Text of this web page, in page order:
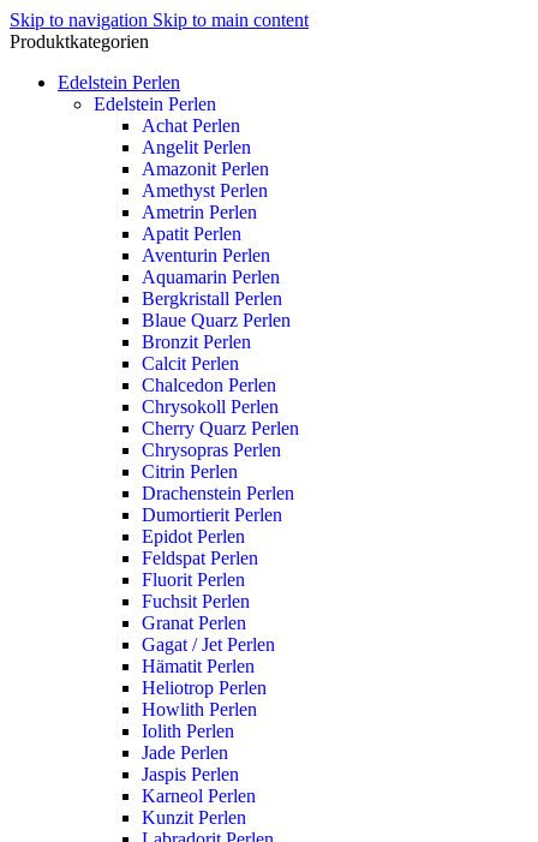
Skip to navigation Skip to main content
Produktkategorien
Edelstein Perlen
Edelstein Perlen
Achat Perlen
Angelit Perlen
Amazonit Perlen
Amethyst Perlen
Ametrin Perlen
Apatit Perlen
Aventurin Perlen
Aquamarin Perlen
Bergkristall Perlen
Blaue Quarz Perlen
Bronzit Perlen
Calcit Perlen
Chalcedon Perlen
Chrysokoll Perlen
Cherry Quarz Perlen
Chrysopras Perlen
Citrin Perlen
Drachenstein Perlen
Dumortierit Perlen
Epidot Perlen
Feldspat Perlen
Fluorit Perlen
Fuchsit Perlen
Granat Perlen
Gagat / Jet Perlen
Hämatit Perlen
Heliotrop Perlen
Howlith Perlen
Iolith Perlen
Jade Perlen
Jaspis Perlen
Karneol Perlen
Kunzit Perlen